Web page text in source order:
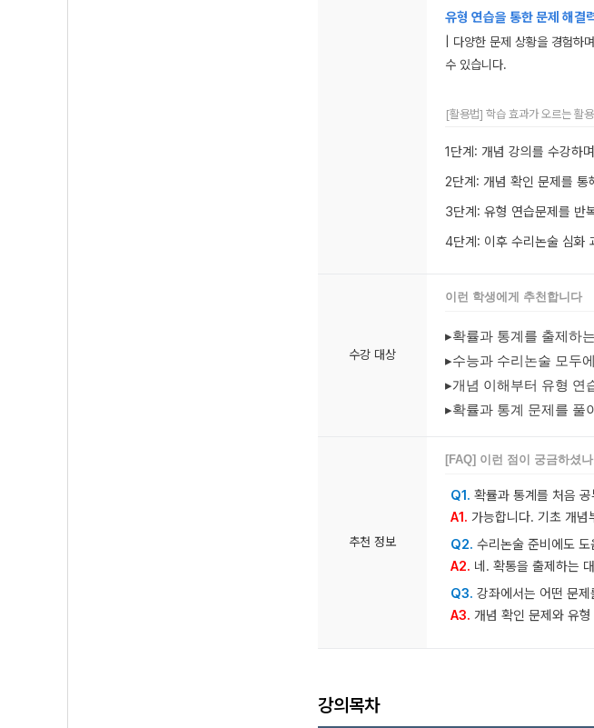
유형 연습을 통한 문제 해결
| 다양한 문제 상황을 경험하
수 있습니다.
[활용법] 학습 효과가 오르는 활
1단계: 개념 강의를 수강하
2단계: 개념 확인 문제를 통
3단계: 유형 연습문제를 반
4단계: 이후 수리논술 심화
수강 대상
이런 학생에게 추천합니다
▸확률과 통계를 출제하
▸수능과 수리논술 모두
▸개념 이해부터 유형 연
▸확률과 통계 문제를 풀
추천 정보
[FAQ] 이런 점이 궁금하셨
Q1. 확률과 통계를 처음
A1. 가능합니다. 기초 개념
Q2. 수리논술 준비에도
A2. 네. 확통을 출제하는
Q3. 강좌에서는 어떤 문
A3. 개념 확인 문제와 유
강의목차